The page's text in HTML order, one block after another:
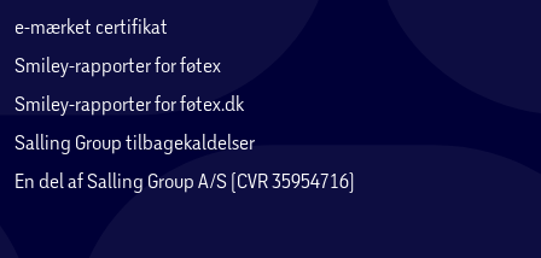
e-mærket certifikat
Smiley-rapporter for føtex
Smiley-rapporter for føtex.dk
Salling Group tilbagekaldelser
En del af Salling Group A/S (CVR 35954716)